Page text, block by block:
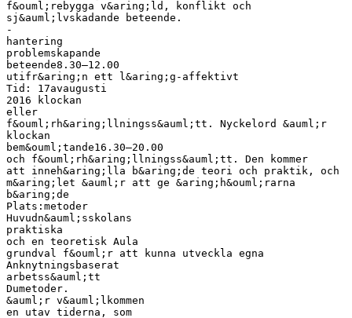
f&ouml;rebygga v&aring;ld, konflikt och
sj&auml;lvskadande beteende.
-
hantering
problemskapande
beteende8.30–12.00
utifr&aring;n ett l&aring;g-affektivt
Tid: 17avaugusti
2016 klockan
eller
f&ouml;rh&aring;llningss&auml;tt. Nyckelord &auml;r
klockan
bem&ouml;tande16.30–20.00
och f&ouml;rh&aring;llningss&auml;tt. Den kommer
att inneh&aring;lla b&aring;de teori och praktik, och
m&aring;let &auml;r att ge &aring;h&ouml;rarna
b&aring;de
Plats:metoder
Huvudn&auml;sskolans
praktiska
och en teoretisk Aula
grundval f&ouml;r att kunna utveckla egna
Anknytningsbaserat
arbetss&auml;tt
Dumetoder.
&auml;r v&auml;lkommen
en utav tiderna, som